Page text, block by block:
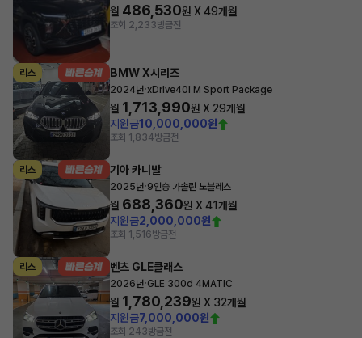
월 486,530원 X49개월
조회 2,233방금전
리스 BMW X시리즈
2024년·xDrive40i M Sport Package
월 1,713,990원 X 29개월
지원금10,000,000원
조회 1,834방금전
리스 기아 카니발
2025년·9인승 가솔린 노블레스
월 688,360원 X41개월
지원금2,000,000원
조회 1,516방금전
리스 벤츠 GLE클래스
2026년·GLE 300d 4MATIC
월 1,780,239원 X 32개월
지원금7,000,000원
조회 243방금전